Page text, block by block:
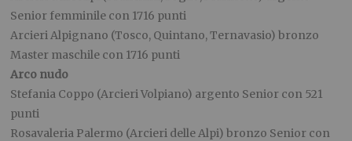
Senior femminile con 1716 punti
Arcieri Alpignano (Tosco, Quintano, Ternavasio) bronzo
Master maschile con 1716 punti
Arco nudo
Stefania Coppo (Arcieri Volpiano) argento Senior con 521
punti
Rosavaleria Palermo (Arcieri delle Alpi) bronzo Senior con